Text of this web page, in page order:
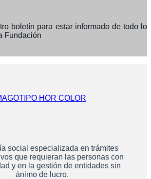
boletín para estar informado de todo lo
Fundación
social especializada en trámites
que requieran las personas con
y en la gestión de entidades sin
ánimo de lucro.